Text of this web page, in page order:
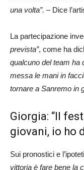
una volta”. – Dice
La partecipazione
prevista”, come ha
qualcuno del team ha
messa le mani in
tornare a Sanremo in
Giorgia: “Il
giovani, io ho
Sui pronostici e
vittoria è fare bene la